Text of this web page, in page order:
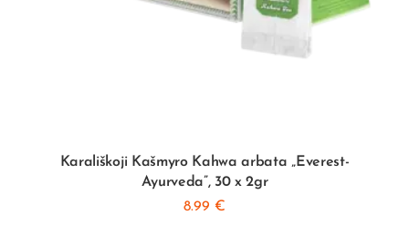
Karališkoji Kašmyro Kahwa arbata „Everest-
Ayurveda”, 30 x 2gr
8.99 €